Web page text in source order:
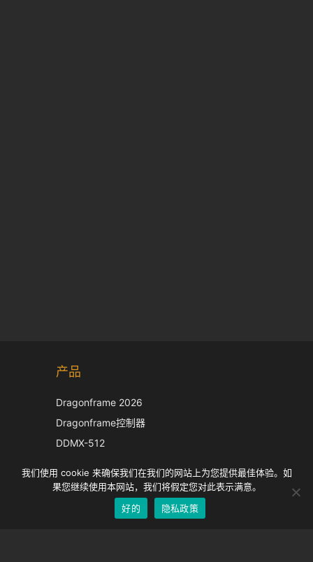
产品
Dragonframe 2026
Dragonframe控制器
DDMX-512
EOS LV 校正帽
我们使用 cookie 来确保我们在我们的网站上为您提供最佳体验。如
果您继续使用本网站，我们将假定您对此表示满意。
好的
隐私政策
English